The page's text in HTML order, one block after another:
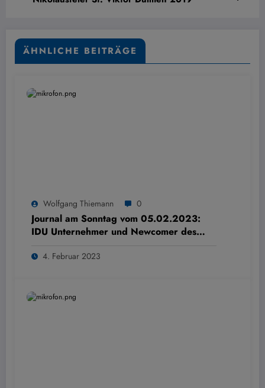
ÄHNLICHE BEITRÄGE
Wolfgang Thiemann 0
Journal am Sonntag vom 05.02.2023:
IDU Unternehmer und Newcomer des
4. Februar 2023